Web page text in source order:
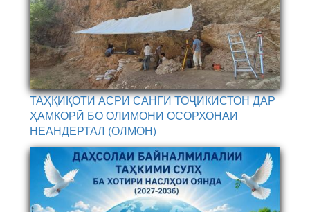
ТАҲҚИҚОТИ АСРИ САНГИ ТОҶИКИСТОН ДАР
ҲАМКОРӢ БО ОЛИМОНИ ОСОРХОНАИ
НЕАНДЕРТАЛ (ОЛМОН)